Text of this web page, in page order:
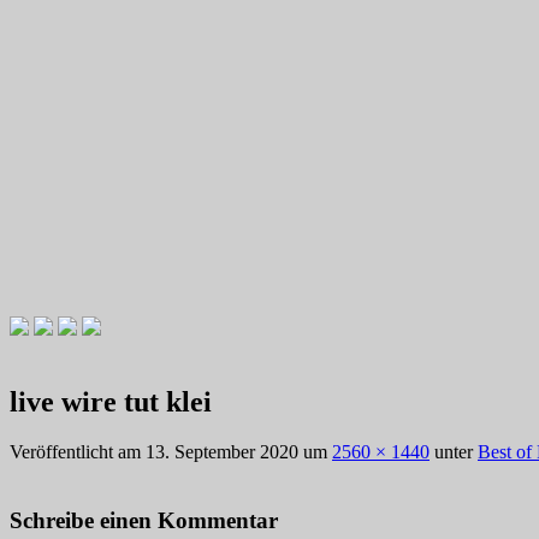
Willkommen zu Christians
live wire tut klei
Veröffentlicht am 13. September 2020 um 2560 × 1440 unterBest of
Schreibe einen Kommentar